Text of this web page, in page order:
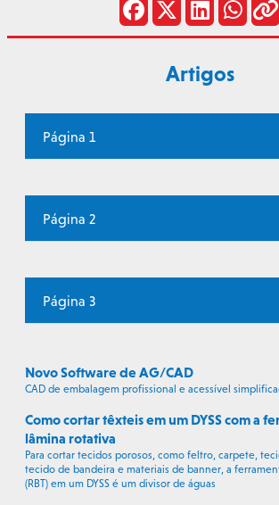
Artigos
Página 1
Página 2
Página 3
Novo Software de AG/CAD
CAD de embalagem profissional e acessível
Como cortar têxteis em um DYSS com a
lâmina rotativa
Para cortar tecidos porosos, como feltro, carpete,
tecido de bandeira e materiais de banner, a
(RBT) em um DYSS é um divisor de águas